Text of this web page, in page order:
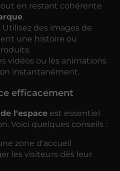
en restant cohérente
.
des images de
une histoire ou
vidéos ou les animations
instantanément.
efficacement
l'espace est essentiel
Voici quelques conseils :
zone d'accueil
les visiteurs dès leur